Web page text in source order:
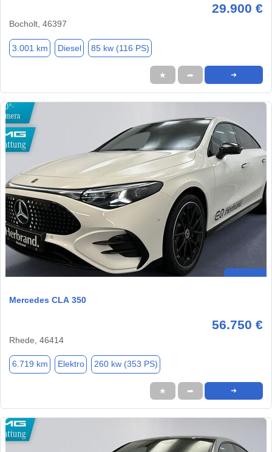
29.900 €
Bocholt, 46397
3.001 km Diesel 85 kw (116 PS)
★ ➦ ➜
Mercedes CLA 350
56.750 €
Rhede, 46414
6.719 km Elektro 260 kw (353 PS)
★ ➦ ➜